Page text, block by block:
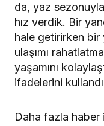
da, yaz sezonuyla
hız verdik. Bir
hale getirirken bir
ulaşımı
yaşamını
ifadelerini
Daha fazla haber